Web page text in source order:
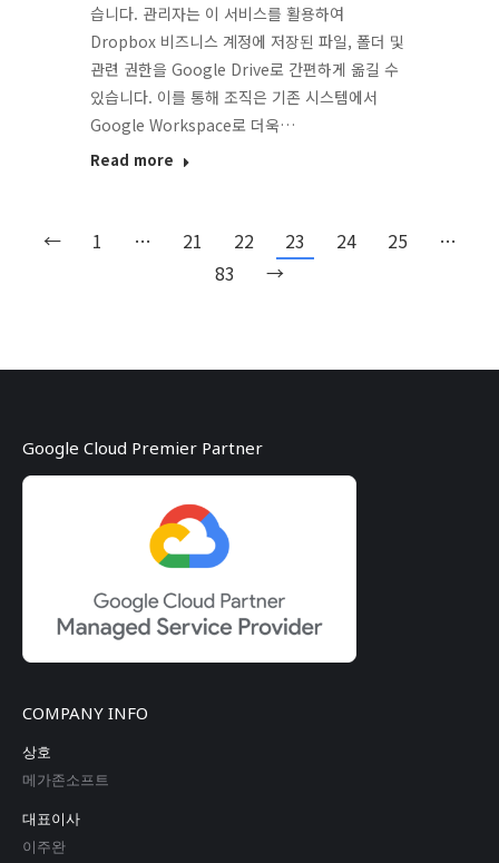
습니다. 관리자는 이 서비스를 활용하여
Dropbox 비즈니스 계정에 저장된 파일, 폴더 및
관련 권한을 Google Drive로 간편하게 옮길 수
있습니다. 이를 통해 조직은 기존 시스템에서
Google Workspace로 더욱…
Read more
← 1 … 21 22 23 24 25
…
83
→
Google Cloud Premier Partner
COMPANY INFO
상호
메가존소프트
대표이사
이주완